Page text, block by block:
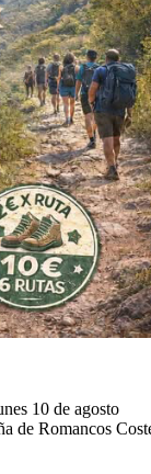
10 de agosto
de Romancos